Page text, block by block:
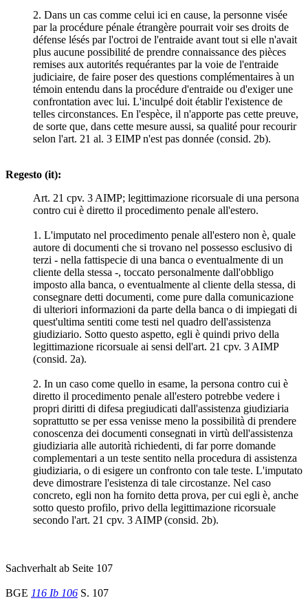
2. Dans un cas comme celui ici en cause, la personne visée
par la procédure pénale étrangère pourrait voir ses droits de
défense lésés par l'octroi de l'entraide avant tout si elle n'avait
plus aucune possibilité de prendre connaissance des pièces
remises aux autorités requérantes par la voie de l'entraide
judiciaire, de faire poser des questions complémentaires à un
témoin entendu dans la procédure d'entraide ou d'exiger une
confrontation avec lui. L'inculpé doit établir l'existence de
telles circonstances. En l'espèce, il n'apporte pas cette preuve,
de sorte que, dans cette mesure aussi, sa qualité pour recourir
selon l'art. 21 al. 3 EIMP n'est pas donnée (consid. 2b).
Regesto (it):
Art. 21 cpv. 3 AIMP; legittimazione ricorsuale di una persona
contro cui è diretto il procedimento penale all'estero.
1. L'imputato nel procedimento penale all'estero non è, quale
autore di documenti che si trovano nel possesso esclusivo di
terzi - nella fattispecie di una banca o eventualmente di un
cliente della stessa -, toccato personalmente dall'obbligo
imposto alla banca, o eventualmente al cliente della stessa, di
consegnare detti documenti, come pure dalla comunicazione
di ulteriori informazioni da parte della banca o di impiegati di
quest'ultima sentiti come testi nel quadro dell'assistenza
giudiziario. Sotto questo aspetto, egli è quindi privo della
legittimazione ricorsuale ai sensi dell'art. 21 cpv. 3 AIMP
(consid. 2a).
2. In un caso come quello in esame, la persona contro cui è
diretto il procedimento penale all'estero potrebbe vedere i
propri diritti di difesa pregiudicati dall'assistenza giudiziaria
soprattutto se per essa venisse meno la possibilità di prendere
conoscenza dei documenti consegnati in virtù dell'assistenza
giudiziaria alle autorità richiedenti, di far porre domande
complementari a un teste sentito nella procedura di assistenza
giudiziaria, o di esigere un confronto con tale teste. L'imputato
deve dimostrare l'esistenza di tale circostanze. Nel caso
concreto, egli non ha fornito detta prova, per cui egli è, anche
sotto questo profilo, privo della legittimazione ricorsuale
secondo l'art. 21 cpv. 3 AIMP (consid. 2b).
Sachverhalt ab Seite 107
BGE 116 Ib 106 S. 107